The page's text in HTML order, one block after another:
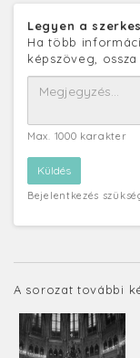
Legyen a
Ha több
képszöveg,
Max. 1000 karakter
Bejelentkezés
A sorozat további